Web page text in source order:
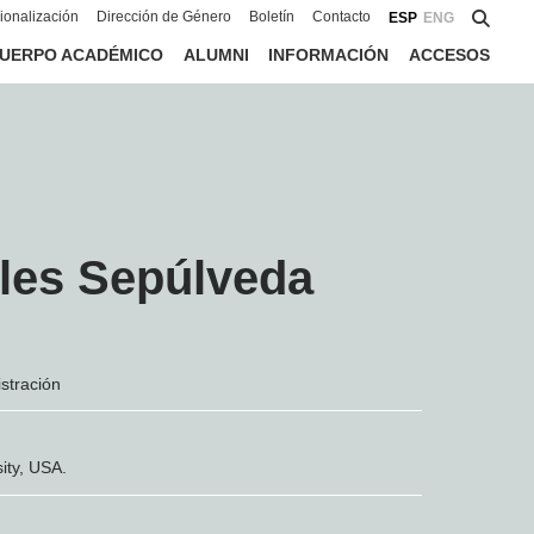
Dirección de Género Boletín Contacto ESP ENG
ACADÉMICO ALUMNI INFORMACIÓN ACCESOS
Sepúlveda
USA.